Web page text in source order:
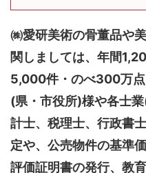
㈱愛研美術の骨董品や
関しましては、 年間
5,000件・のべ300万
(県・市役所)様や各士
計士、税理士、行政書
定や、公売物件の基準
評価証明書の発行、教